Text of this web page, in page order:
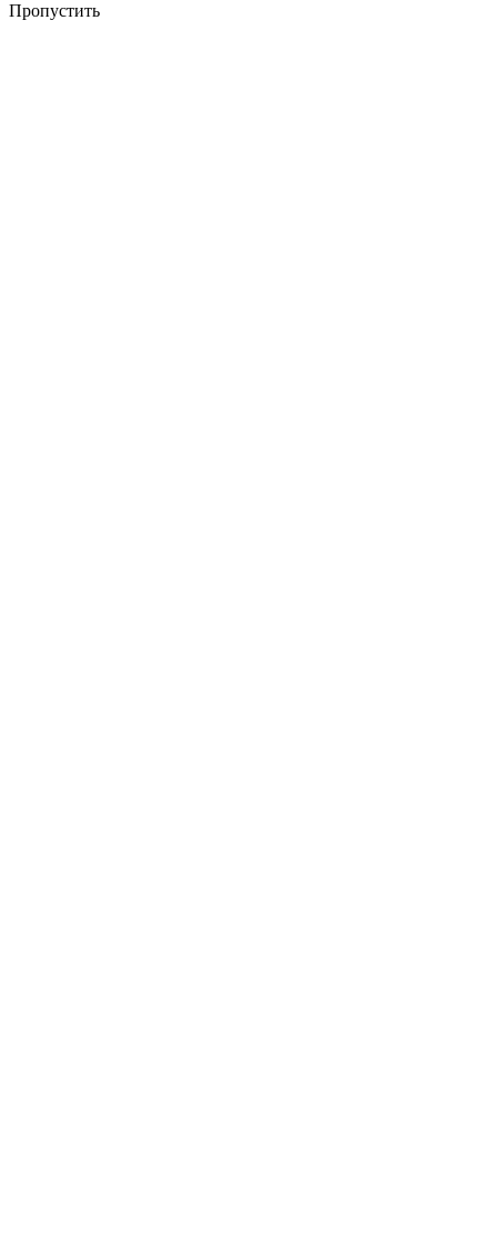
Пропустить